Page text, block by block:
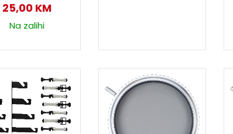
25,00 KM
Na zalihi